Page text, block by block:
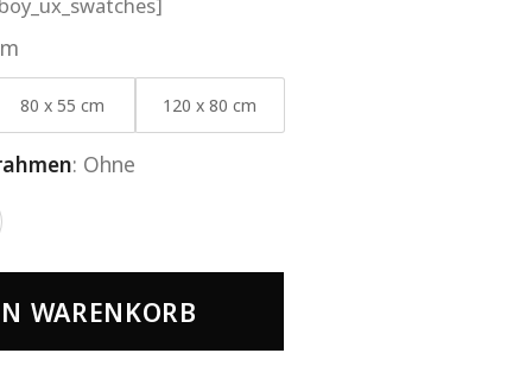
80 x 55 cm 120 x 80 cm
: Ohne
WARENKORB